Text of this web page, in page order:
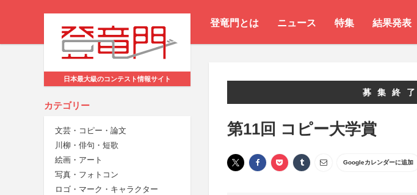
登竜門とは ニュース 特集 結果発表
日本最大級のコンテスト情報サイト
カテゴリー
文芸・コピー・論文
川柳・俳句・短歌
絵画・アート
写真・フォトコン
ロゴ・マーク・キャラクター
募集終了
第11回 コピー大学賞
Googleカレンダーに追加